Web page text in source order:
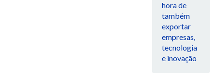
hora de
também
exportar
empresas,
tecnologia
e inovação